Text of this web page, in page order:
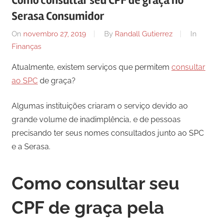
Serasa Consumidor
On novembro 27, 2019 By Randall Gutierrez
In
Finanças
Atualmente, existem serviços que permitem consultar
ao SPC de graça?
Algumas instituições criaram o serviço devido ao
grande volume de inadimplência, e de pessoas
precisando ter seus nomes consultados junto ao SPC
e a Serasa.
Como consultar seu
CPF de graça pela